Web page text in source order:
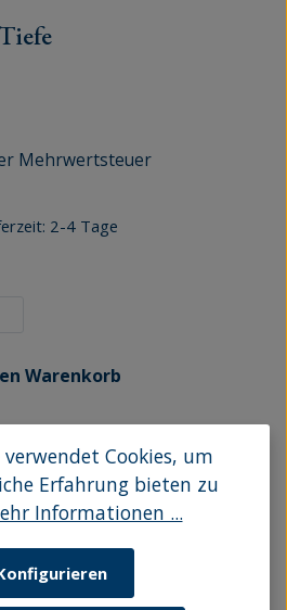
Mehrwertsteuer
2-4 Tage
Warenkorb
verwendet Cookies, um
Erfahrung bieten zu
Informationen ...